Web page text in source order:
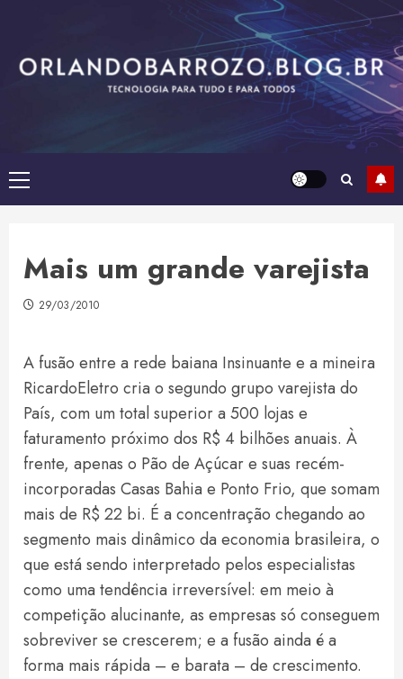
content
Primary
Menu
Mais um grande varejista
29/03/2010
A fusão entre a rede baiana Insinuante e a mineira
RicardoEletro cria o segundo grupo varejista do
País, com um total superior a 500 lojas e
faturamento próximo dos R$ 4 bilhões anuais. À
frente, apenas o Pão de Açúcar e suas recém-
incorporadas Casas Bahia e Ponto Frio, que somam
mais de R$ 22 bi. É a concentração chegando ao
segmento mais dinâmico da economia brasileira, o
que está sendo interpretado pelos especialistas
como uma tendência irreversível: em meio à
competição alucinante, as empresas só conseguem
sobreviver se crescerem; e a fusão ainda é a
forma mais rápida – e barata – de crescimento.